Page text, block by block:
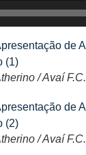
/ Avaí F.C.
/ Avaí F.C.